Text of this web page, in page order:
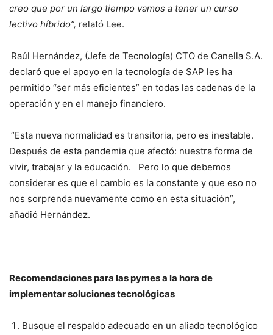
creo que por un largo tiempo vamos a tener un curso
lectivo híbrido”, relató Lee.
Raúl Hernández, (Jefe de Tecnología) CTO de Canella S.A.
declaró que el apoyo en la tecnología de SAP les ha
permitido “ser más eficientes” en todas las cadenas de la
operación y en el manejo financiero.
“Esta nueva normalidad es transitoria, pero es inestable.
Después de esta pandemia que afectó: nuestra forma de
vivir, trabajar y la educación. Pero lo que debemos
considerar es que el cambio es la constante y que eso no
nos sorprenda nuevamente como en esta situación”,
añadió Hernández.
Recomendaciones para las pymes a la hora de
implementar soluciones tecnológicas
Busque el respaldo adecuado en un aliado tecnológico